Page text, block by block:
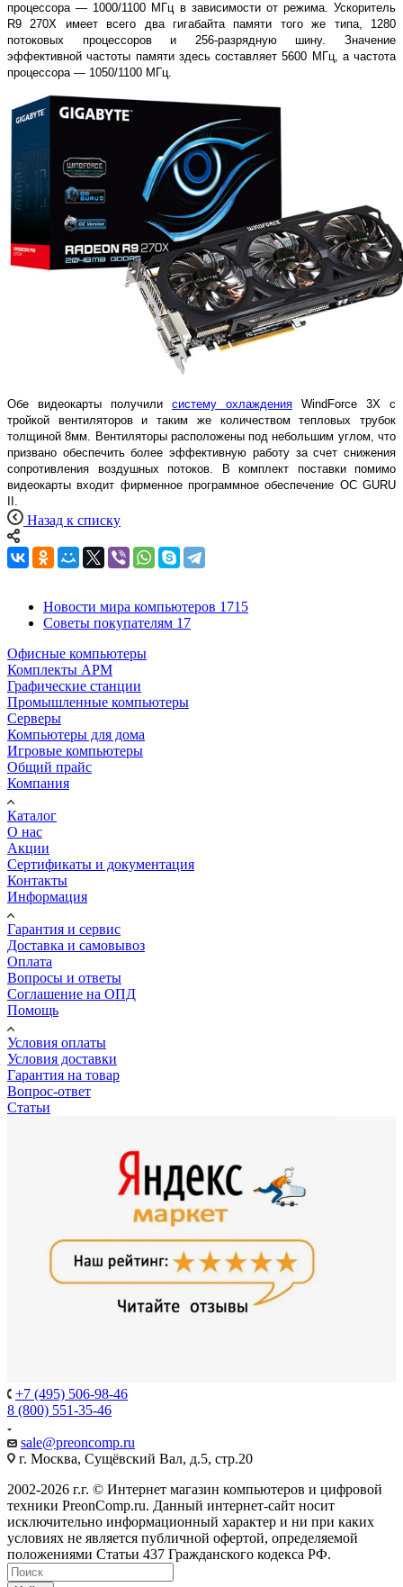
процессора — 1000/1100 МГц в зависимости от режима. Ускоритель
R9 270X имеет всего два гигабайта памяти того же типа, 1280
потоковых процессоров и 256-разрядную шину. Значение
эффективной частоты памяти здесь составляет 5600 МГц, а частота
процессора — 1050/1100 МГц.
Обе видеокарты получили систему охлаждения WindForce 3X с
тройкой вентиляторов и таким же количеством тепловых трубок
толщиной 8мм. Вентиляторы расположены под небольшим углом, что
призвано обеспечить более эффективную работу за счет снижения
сопротивления воздушных потоков. В комплект поставки помимо
видеокарты входит фирменное программное обеспечение OC GURU
II.
Назад к списку
Новости мира компьютеров 1715
Советы покупателям 17
Офисные компьютеры
Комплекты АРМ
Графические станции
Промышленные компьютеры
Серверы
Компьютеры для дома
Игровые компьютеры
Общий прайс
Компания
Каталог
О нас
Акции
Сертификаты и документация
Контакты
Информация
Гарантия и сервис
Доставка и самовывоз
Оплата
Вопросы и ответы
Соглашение на ОПД
Помощь
Условия оплаты
Условия доставки
Гарантия на товар
Вопрос-ответ
Статьи
+7 (495) 506-98-46
8 (800) 551-35-46
sale@preoncomp.ru
г. Москва, Сущёвский Вал, д.5, стр.20
2002-2026 г.г. © Интернет магазин компьютеров и цифровой
техники PreonComp.ru. Данный интернет-сайт носит
исключительно информационный характер и ни при каких
условиях не является публичной офертой, определяемой
положениями Статьи 437 Гражданского кодекса РФ.